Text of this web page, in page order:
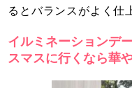
るとバランスがよく仕
イルミネーションデ
スマスに行くなら華